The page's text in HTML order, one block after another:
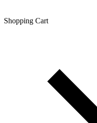
Shopping Сart